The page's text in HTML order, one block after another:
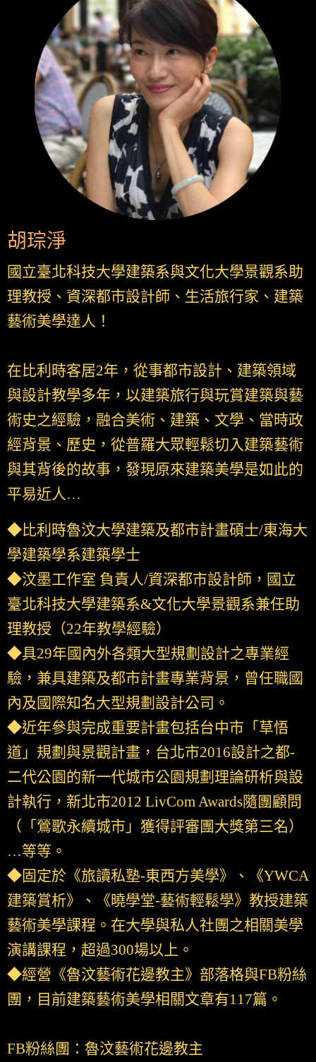
胡琮淨
國立臺北科技大學建築系與文化大學景觀系助
理教授、資深都市設計師、生活旅行家、建築
藝術美學達人！
在比利時客居2年，從事都市設計、建築領域
與設計教學多年，以建築旅行與玩賞建築與藝
術史之經驗，融合美術、建築、文學、當時政
經背景、歷史，從普羅大眾輕鬆切入建築藝術
與其背後的故事，發現原來建築美學是如此的
平易近人…
◆比利時魯汶大學建築及都市計畫碩士/東海大
學建築學系建築學士
◆汶墨工作室 負責人/資深都市設計師，國立
臺北科技大學建築系&文化大學景觀系兼任助
理教授（22年教學經驗）
◆具29年國內外各類大型規劃設計之專業經
驗，兼具建築及都市計畫專業背景，曾任職國
內及國際知名大型規劃設計公司。
◆近年參與完成重要計畫包括台中市「草悟
道」規劃與景觀計畫，台北市2016設計之都-
二代公園的新一代城市公園規劃理論研析與設
計執行，新北市2012 LivCom Awards隨團顧問
（「鶯歌永續城市」獲得評審團大獎第三名）
…等等。
◆固定於《旅讀私塾-東西方美學》、《YWCA
建築賞析》、《曉學堂-藝術輕鬆學》教授建築
藝術美學課程。在大學與私人社團之相關美學
演講課程，超過300場以上。
◆經營《魯汶藝術花邊教主》部落格與FB粉絲
團，目前建築藝術美學相關文章有117篇。
FB粉絲團：魯汶藝術花邊教主